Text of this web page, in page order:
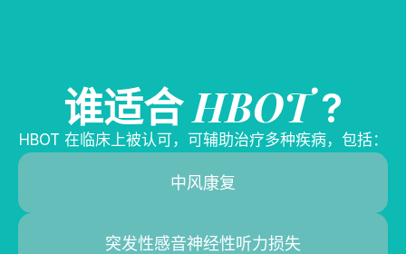
谁适合 HBOT?
HBOT 在临床上被认可，可辅助治疗多种疾病，包括：
中风康复
突发性感音神经性听力损失